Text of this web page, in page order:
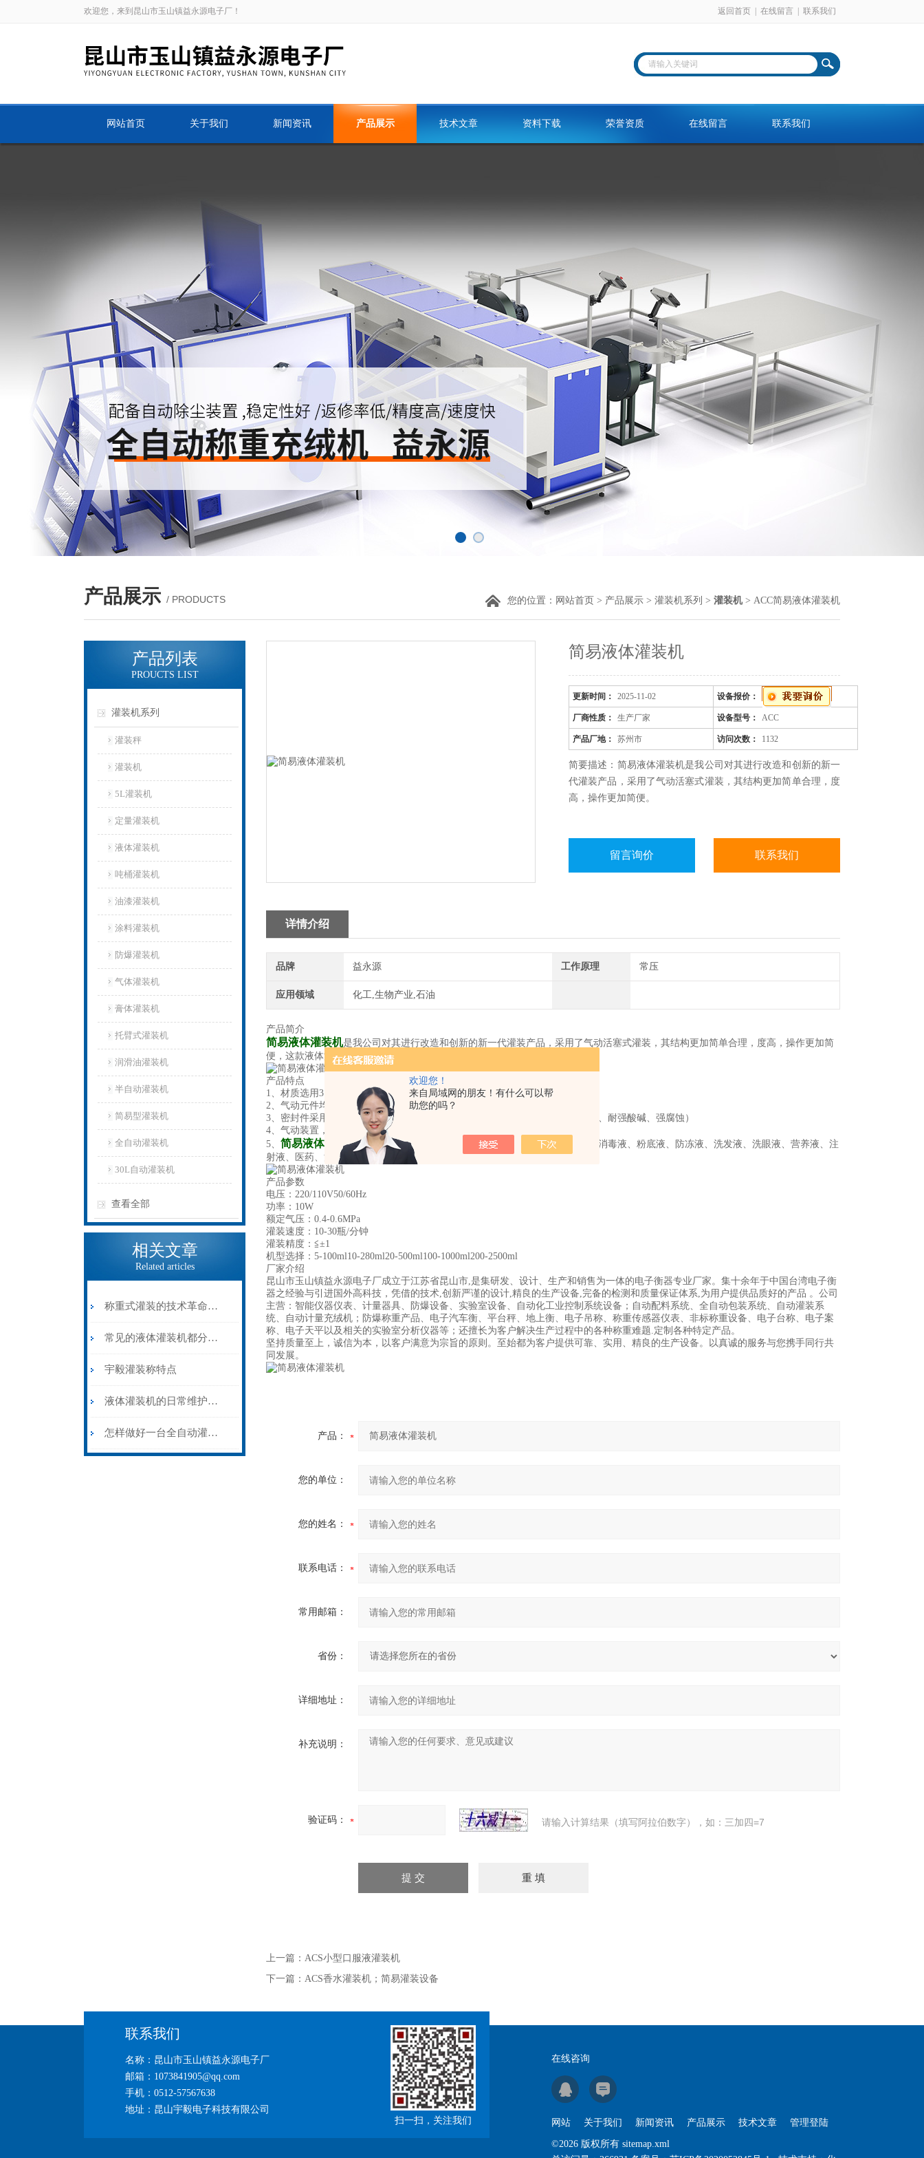
欢迎您！
来自局域网的朋友！有什么可以帮
助您的吗？
欢迎您，来到昆山市玉山镇益永源电子厂！ 返回首页 在线留言 联系我们
网站首页 关于我们 新闻资讯 产品展示 技术文章 资料下载 荣誉资质 在线留言 联系我们
产品展示 / PRODUCTS 您的位置： 网站首页 > 产品展示 > 灌装机系列 > 灌装机> ACC简易液体灌装机
产品列表
PROUCTS LIST
灌装机系列
灌装秤
灌装机
5L灌装机
定量灌装机
液体灌装机
吨桶灌装机
油漆灌装机
涂料灌装机
防爆灌装机
气体灌装机
膏体灌装机
托臂式灌装机
润滑油灌装机
半自动灌装机
简易型灌装机
全自动灌装机
30L自动灌装机
查看全部
相关文章
Related articles
称重式灌装的技术革命——灌装称在大容量物料计量中的精准应用
常见的液体灌装机都分为哪几类？
宇毅灌装称特点
液体灌装机的日常维护和保养
怎样做好一台全自动灌装机？
简易液体灌装机
更新时间： 2025-11-02 设备报价：
厂商性质： 生产厂家 设备型号： ACC
产品厂地： 苏州市 访问次数： 1132
简要描述：简易液体灌装机是我公司对其进行改造和创新的新一
代灌装产品，采用了气动活塞式灌装，其结构更加简单合理，度
高，操作更加简便。
留言询价 联系我们
详情介绍
品牌 益永源 工作原理 常压
应用领域 化工,生物产业,石油
产品简介
简易液体灌装机是我公司对其进行改造和创新的新一代灌装产品，采用了气动活塞式灌装，其结构更加简单合理，度高，操作更加简
便，这款液体灌装机有双头和单头可以选择，双头灌装速度是单头的两倍。
产品特点
1、材质选用316L不锈钢
2、气动元件均采用德FESTO和中国台湾AirTac气动元件
3、密封件采用硅橡胶（耐磨损、耐高温、耐酸碱、耐腐蚀），氟橡胶（耐磨损、耐强酸碱、强腐蚀）
4、气动装置，安性更好。
5、 简易液体灌装机针对洗液、护理液、口服液、护发液、洗手液、护肤液、消毒液、粉底液、防冻液、洗发液、洗眼液、营养液、注
射液、医药、洗洁净、沐浴露、香水、食用油、润滑油及特殊行业的液体灌装
产品参数
电压：220/110V50/60Hz
功率：10W
额定气压：0.4-0.6MPa
灌装速度：10-30瓶/分钟
灌装精度：≦±1
机型选择：5-100ml10-280ml20-500ml100-1000ml200-2500ml
厂家介绍
昆山市玉山镇益永源电子厂成立于江苏省昆山市,是集研发、设计、生产和销售为一体的电子衡器专业厂家。集十余年于中国台湾电子衡
器之经验与引进国外高科技，凭借的技术,创新严谨的设计,精良的生产设备,完备的检测和质量保证体系,为用户提供品质好的产品 。公司
主营：智能仪器仪表、计量器具、防爆设备、实验室设备、自动化工业控制系统设备；自动配料系统、全自动包装系统、自动灌装系
统、自动计量充绒机；防爆称重产品、电子汽车衡、平台秤、地上衡、电子吊称、称重传感器仪表、非标称重设备、电子台称、电子案
称、电子天平以及相关的实验室分析仪器等；还擅长为客户解决生产过程中的各种称重难题.定制各种特定产品。
坚持质量至上，诚信为本，以客户满意为宗旨的原则。至始都为客户提供可靠、实用、精良的生产设备。以真诚的服务与您携手同行共
同发展。
产品：
您的单位：
您的姓名：
联系电话：
常用邮箱：
省份：
详细地址：
补充说明：
验证码： 请输入计算结果（填写阿拉伯数字），如：三加四=7
上一篇： ACS小型口服液灌装机
下一篇： ACS香水灌装机；简易灌装设备
联系我们
名称：昆山市玉山镇益永源电子厂
邮箱：1073841905@qq.com
手机：0512-57567638
地址：昆山宇毅电子科技有限公司
扫一扫，关注我们
在线咨询
网站 关于我们 新闻资讯 产品展示 技术文章 管理登陆
©2026 版权所有 sitemap.xml